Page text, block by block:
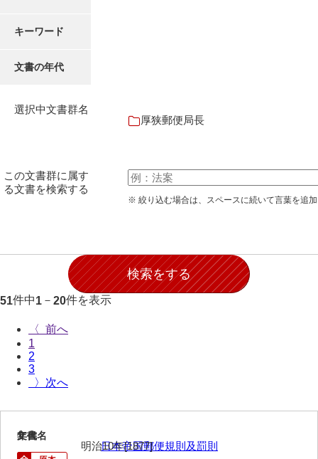
石田家文書（徳山市）
市川家文書
市川家文書(千葉県)
伊藤家文書（須佐町）
キーワード
文書の年代
選択中文書群名
厚狭郵便局長
この文書群に属す
る文書を検索する
※ 絞り込む場合は、スペースに続いて言葉を追
51件中1 － 20件を表示
〈
1
2
3
〉
1
文書名
日本帝国郵便規則及罰則
年代
明治10年[1877]